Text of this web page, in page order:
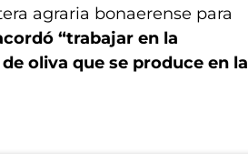
agraria bonaerense para
“trabajar en la
oliva que se produce en la